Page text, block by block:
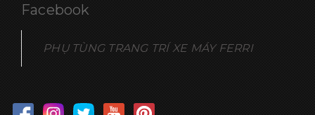
Facebook
PHỤ TÙNG TRANG TRÍ XE MÁY FERRI